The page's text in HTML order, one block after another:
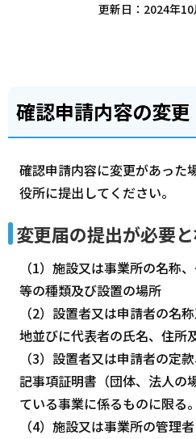
更新日：2024年10
確認申請内容の変更
確認申請内容に変更があった
役所に提出してください。
変更届の提出が必要
（1）施設又は事業所の名称
等の種類及び設置の場所
（2）設置者又は申請者の名
地並びに代表者の氏名、住所
（3）設置者又は申請者の定
記事項証明書（団体、法人の
ている事業に係るものに限る。
（4）施設又は事業所の管理